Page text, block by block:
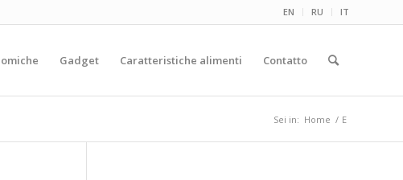
EN RU IT
Gadget Caratteristiche alimenti Contatto
Sei in: Home / E